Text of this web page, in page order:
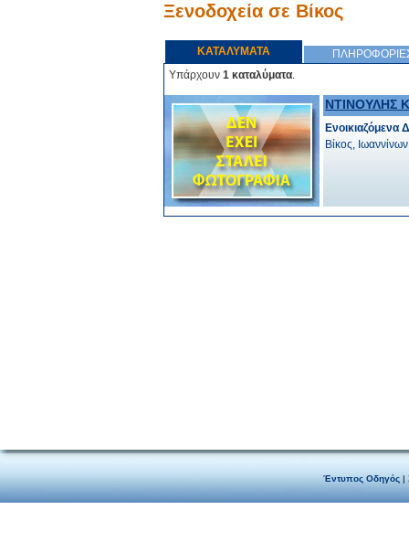
Ξενοδοχεία σε Βίκος
ΚΑΤΑΛΥΜΑΤΑ
Υπάρχουν 1 καταλύματα.
ΝΤΙΝΟΥΛΗΣ
Ενοικιαζόμενα
Βίκος, Ιωαννίνων
Έντυπος Οδηγός|